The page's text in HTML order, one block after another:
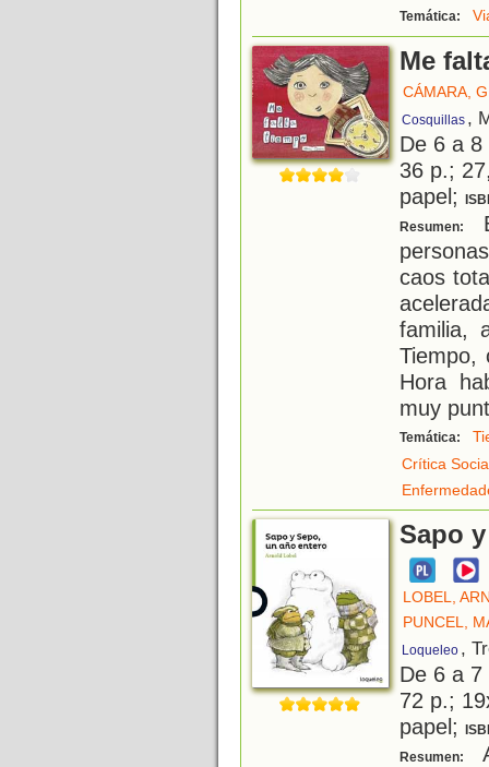
Temática:
Me
CÁMARA,
Cosquillas ,
De 6 a
36 p.;
papel;
Resumen:
caos
familia,
Tiempo,
Hora
muy
Temática:
Crítica
Sapo
LOBEL,
PUNCEL,
Loqueleo ,
De 6 a
72 p.;
papel;
Resumen: